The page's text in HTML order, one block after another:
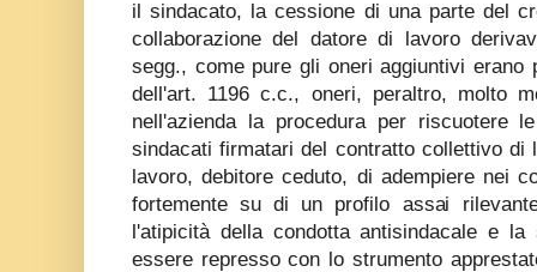
il sindacato, la cessione di una parte del
collaborazione del datore di lavoro
segg., come pure gli oneri aggiuntivi
dell'art. 1196 c.c., oneri, peraltro, molto
nell'azienda la procedura per riscuotere
sindacati firmatari del contratto collettivo
lavoro, debitore ceduto, di adempiere nei
fortemente su di un profilo assai
l'atipicità della condotta antisindacale e
essere represso con lo strumento